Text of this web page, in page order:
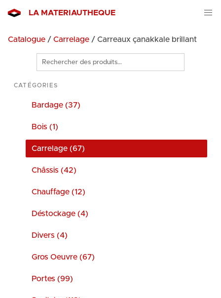
LA MATERIAUTHEQUE
Catalogue / Carrelage / Carreaux çanakkale brillant
Rechercher
des
produits
CATÉGORIES
Bardage (37)
Bois (1)
Carrelage (67)
Châssis (42)
Chauffage (12)
Déstockage (4)
Divers (4)
Gros Oeuvre (67)
Portes (99)